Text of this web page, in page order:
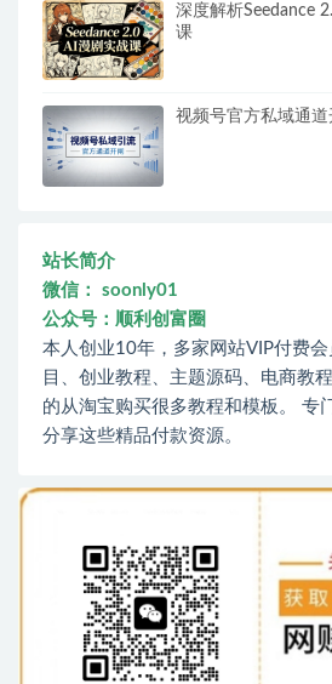
深度解析Seedance
课
视频号官方私域通道
站长简介
微信： soonly01
公众号：顺利创富圈
本人创业10年，多家网站VIP付费
目、创业教程、主题源码、电商教
的从淘宝购买很多教程和模板。 专
分享这些精品付款资源。